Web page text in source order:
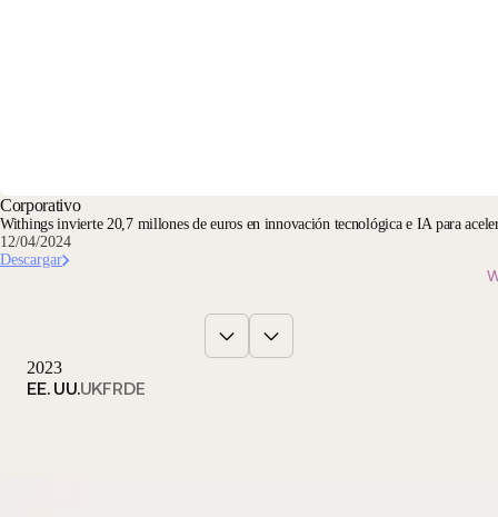
Corporativo
Withings invierte 20,7 millones de euros en innovación tecnológica e IA para
12/04/2024
Descargar
2023
EE. UU.UKFRDE